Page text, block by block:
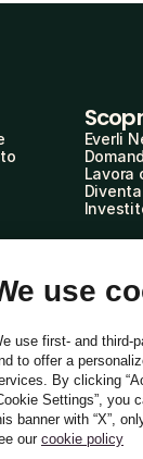
Everli
Lavora
use
use first- and third-
to offer a
By clicking
Settings”, you
banner with “X”,
our cookie policy